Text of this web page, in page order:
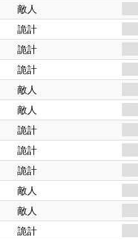
敵人
詭計
詭計
詭計
敵人
敵人
詭計
詭計
詭計
敵人
敵人
詭計